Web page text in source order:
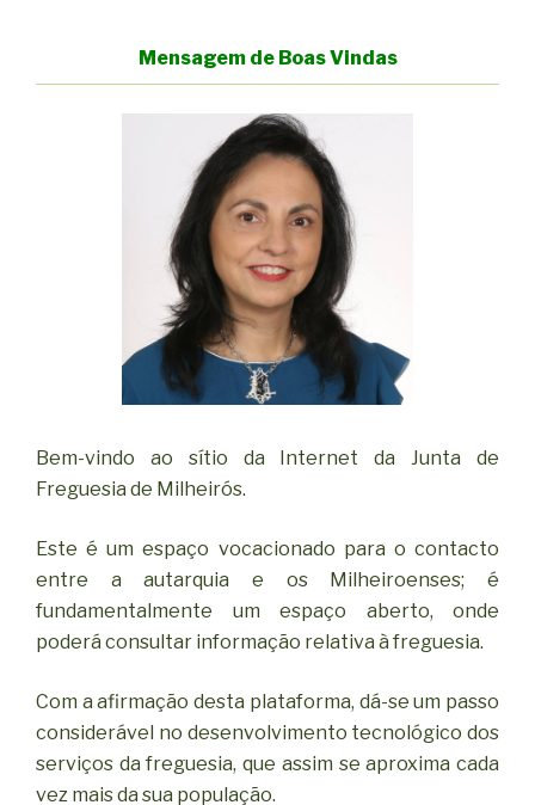
Mensagem de Boas Vindas
Bem-vindo ao sítio da Internet da Junta de
Freguesia de Milheirós.
Este é um espaço vocacionado para o contacto
entre a autarquia e os Milheiroenses; é
fundamentalmente um espaço aberto, onde
poderá consultar informação relativa à freguesia.
Com a afirmação desta plataforma, dá-se um passo
considerável no desenvolvimento tecnológico dos
serviços da freguesia, que assim se aproxima cada
vez mais da sua população.